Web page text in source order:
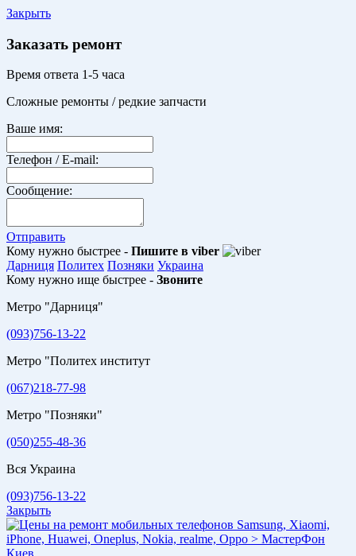
Закрыть
Заказать ремонт
Время ответа 1-5 часа
Сложные ремонты / редкие запчасти
Ваше имя:
Телефон / E-mail:
Сообщение:
Отправить
Кому нужно быстрее - Пишите в viber
Дарниця Политех Позняки Украина
Кому нужно ище быстрее - Звоните
Метро "Дарниця"
(093)756-13-22
Метро "Политех институт
(067)218-77-98
Метро "Позняки"
(050)255-48-36
Вся Украина
(093)756-13-22
Закрыть